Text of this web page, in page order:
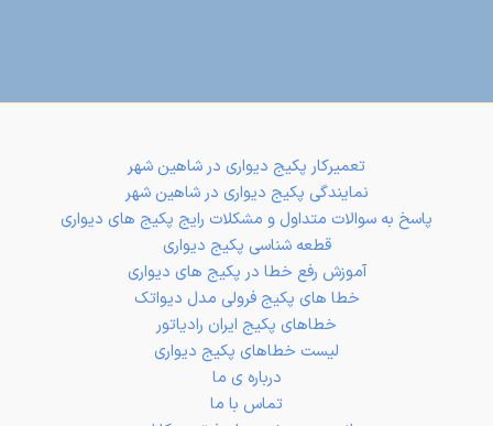
تعمیرکار پکیج دیواری در شاهین شهر
نمایندگی پکیج دیواری در شاهین شهر
پاسخ به سوالات متداول و مشکلات رایج پکیج های دیواری
قطعه شناسی پکیج دیواری
آموزش رفع خطا در پکیج های دیواری
خطا های پکیج فرولی مدل دیواتک
خطاهای پکیج ایران رادیاتور
لیست خطاهای پکیج دیواری
درباره ی ما
تماس با ما